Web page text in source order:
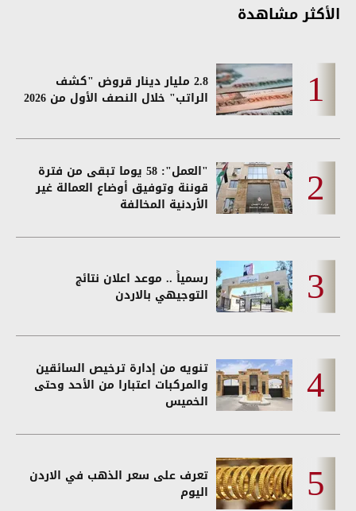
الأكثر مشاهدة
2.8 مليار دينار قروض "كشف
الراتب" خلال النصف الأول من 2026
"العمل": 58 يوما تبقى من فترة
قوننة وتوفيق أوضاع العمالة غير
الأردنية المخالفة
رسمياً .. موعد اعلان نتائج
التوجيهي بالاردن
تنويه من إدارة ترخيص السائقين
والمركبات اعتبارا من الأحد وحتى
الخميس
تعرف على سعر الذهب في الاردن
اليوم